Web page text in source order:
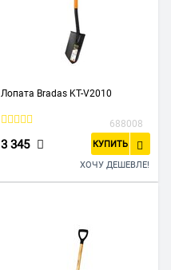
Лопата Bradas KT-V2010
688008
3 345 КУПИТЬ
ХОЧУ ДЕШЕВЛЕ!